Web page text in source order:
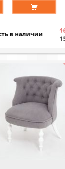
в наличии